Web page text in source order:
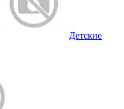
Детские